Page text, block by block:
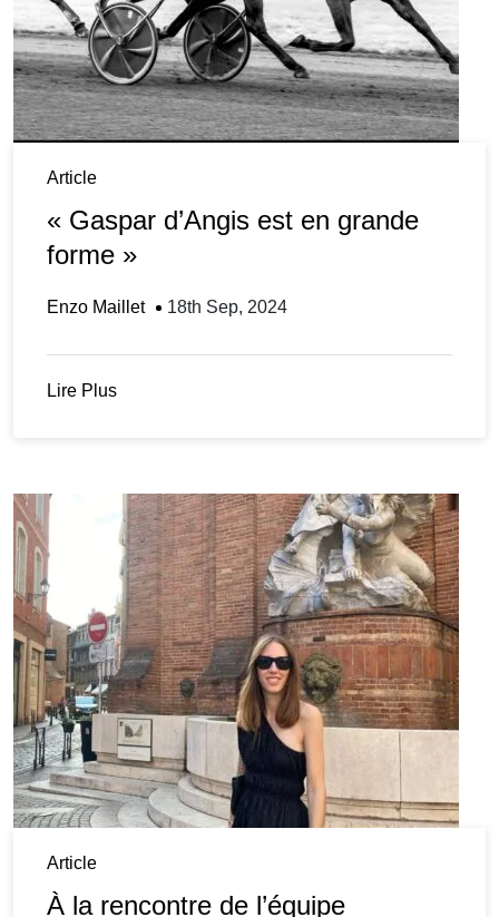
Article
« Gaspar d’Angis est en grande
forme »
Enzo Maillet 18th Sep, 2024
Lire Plus
Article
À la rencontre de l’équipe